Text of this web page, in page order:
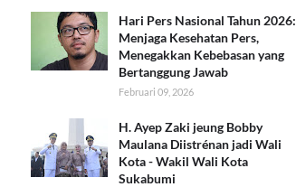
Hari Pers Nasional Tahun 2026:
Menjaga Kesehatan Pers,
Menegakkan Kebebasan yang
Bertanggung Jawab
Februari 09, 2026
H. Ayep Zaki jeung Bobby
Maulana Diistrénan jadi Wali
Kota - Wakil Wali Kota
Sukabumi